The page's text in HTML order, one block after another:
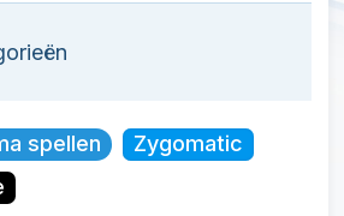
spellen
Zygomatic